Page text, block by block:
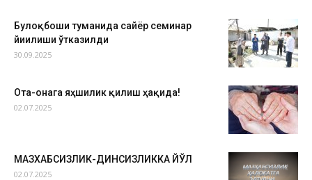
Булоқбоши туманида сайёр семинар
йиғилиши ўтказилди
30.09.2025
Ота-онага яҳшилик қилиш ҳақида!
02.07.2025
МАЗХАБСИЗЛИК-ДИНСИЗЛИККА ЙЎЛ
02.07.2025